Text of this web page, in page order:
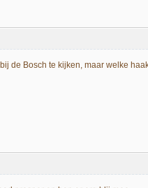
de Bosch te kijken, maar welke